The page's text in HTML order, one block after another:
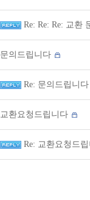
Re: Re: Re: 교환
문의드립니다
Re: 문의드립니
교환요청드립니다
Re: 교환요청드